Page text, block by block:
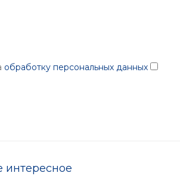
обработку персональных данных
интересное